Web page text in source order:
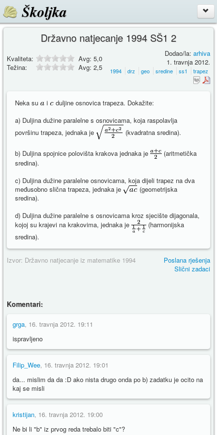
Školjka
Državno natjecanje 1994 SŠ1 2
Kvaliteta: Avg: 5,0
Težina:
Avg: 2,5
Dodao/la: arhiva
1. travnja 2012.
1994 drz geo sredine ss1 trapez
Neka su i
duljine osnovica trapeza. Dokažite:
a) Duljina dužine paralelne s osnovicama, koja raspolavlja
površinu trapeza, jednaka je
(kvadratna sredina).
b) Duljina spojnice polovišta krakova jednaka je
(aritmetička
sredina).
c) Duljina dužine paralelne osnovicama, koja dijeli trapez na dva
međusobno slična trapeza, jednaka je
(geometrijska
sredina).
d) Duljina dužine paralelne s osnovicama kroz sjecište dijagonala,
kojoj su krajevi na krakovima, jednaka je
(harmonijska
sredina).
Izvor: Državno natjecanje iz matematike 1994
Poslana rješenja
Slični zadaci
Komentari:
grga, 16. travnja 2012. 19:11
ispravljeno
Filip_Wee, 16. travnja 2012. 19:01
da... mislim da da :D ako nista drugo onda po b) zadatku je ocito na
kaj se misli
kristijan, 16. travnja 2012. 19:00
Ne bi li "b" iz prvog reda trebalo biti "c"?